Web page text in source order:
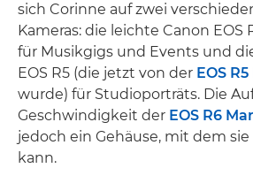
sich Corinne auf zwei
Kameras: die leichte Canon EOS
für Musikgigs und Events und
EOS R5 (die jetzt von der EOS R5
wurde) für Studioporträts. Die
Geschwindigkeit der EOS R6
jedoch ein Gehäuse, mit dem
kann.